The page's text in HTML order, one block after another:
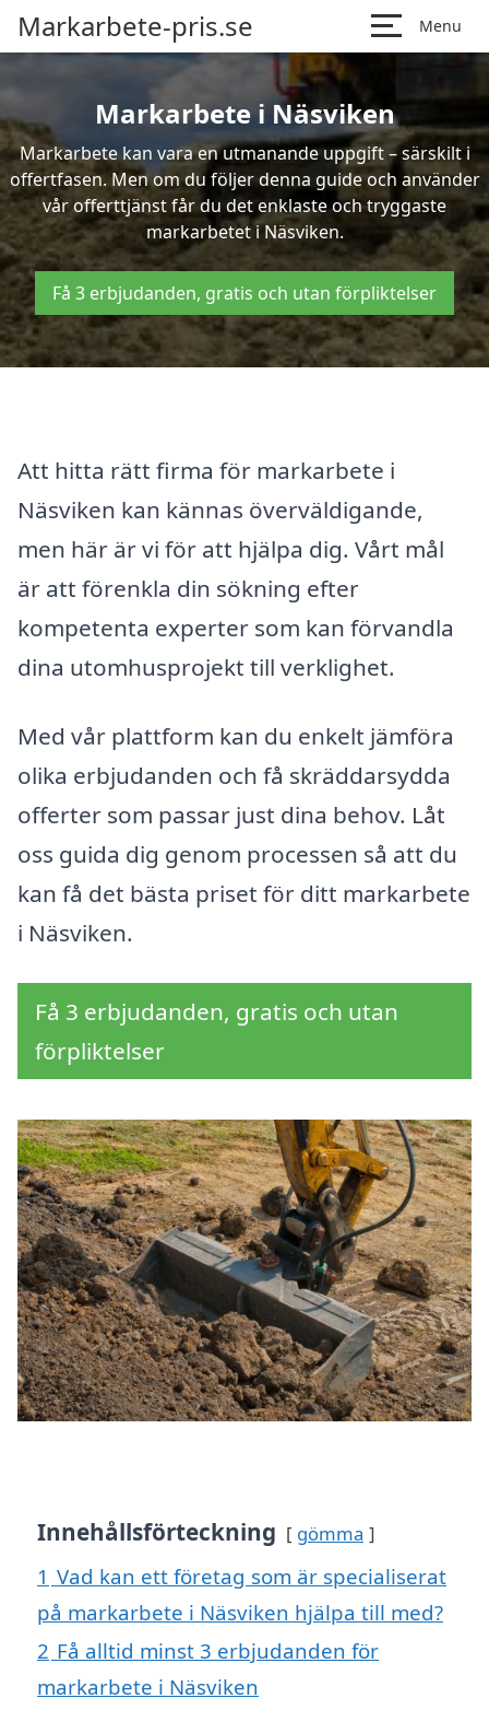
Markarbete-pris.se Menu
Markarbete i Näsviken
Markarbete kan vara en utmanande uppgift – särskilt i
offertfasen. Men om du följer denna guide och använder
vår offerttjänst får du det enklaste och tryggaste
markarbetet i Näsviken.
Få 3 erbjudanden, gratis och utan förpliktelser
Att hitta rätt firma för markarbete i
Näsviken kan kännas överväldigande,
men här är vi för att hjälpa dig. Vårt mål
är att förenkla din sökning efter
kompetenta experter som kan förvandla
dina utomhusprojekt till verklighet.
Med vår plattform kan du enkelt jämföra
olika erbjudanden och få skräddarsydda
offerter som passar just dina behov. Låt
oss guida dig genom processen så att du
kan få det bästa priset för ditt markarbete
i Näsviken.
Få 3 erbjudanden, gratis och utan
förpliktelser
Innehållsförteckning gömma
1 Vad kan ett företag som är specialiserat
på markarbete i Näsviken hjälpa till med?
2 Få alltid minst 3 erbjudanden för
markarbete i Näsviken